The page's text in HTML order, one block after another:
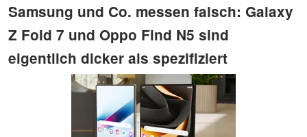
Samsung und Co. messen falsch: Galaxy
Z Fold 7 und Oppo Find N5 sind
eigentlich dicker als spezifiziert